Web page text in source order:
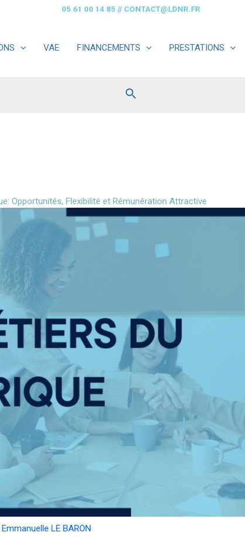
05 61 00 14 85 // CONTACT@LDNR.FR
VAE FINANCEMENTS PRESTATIONS
Rechercher
Opportunités, Flexibilité et Rémunération Attractive
Emmanuelle LE BARON